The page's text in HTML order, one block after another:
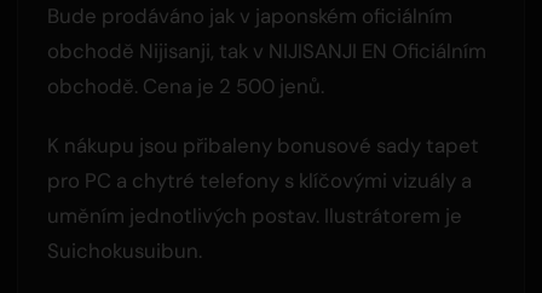
Bude prodáváno jak v japonském oficiálním
obchodě Nijisanji, tak v NIJISANJI EN Oficiálním
obchodě. Cena je 2 500 jenů.
K nákupu jsou přibaleny bonusové sady tapet
pro PC a chytré telefony s klíčovými vizuály a
uměním jednotlivých postav. Ilustrátorem je
Suichokusuibun.